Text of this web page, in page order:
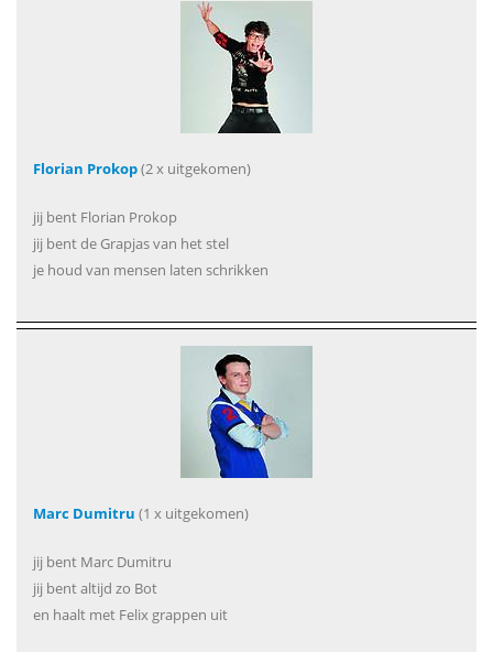
Florian Prokop(2 x uitgekomen)
jij bent Florian Prokop
jij bent de Grapjas van het stel
je houd van mensen laten schrikken
Marc Dumitru (1 x uitgekomen)
jij bent Marc Dumitru
jij bent altijd zo Bot
en haalt met Felix grappen uit